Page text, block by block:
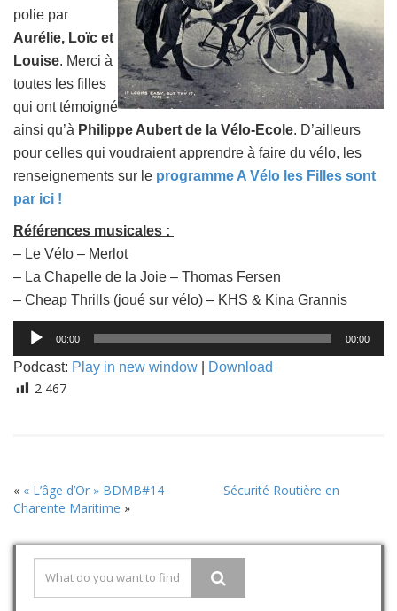
polie par
Aurélie, Loïc et
Louise. Merci à
toutes les filles
qui ont témoigné
ainsi qu’à Philippe Aubert de la Vélo-Ecole. D’ailleurs
pour celles qui voudraient apprendre à faire du vélo, les
renseignements sur le programme A Vélo les Filles sont
par ici !
Références musicales :
– Le Vélo – Merlot
– La Chapelle de la Joie – Thomas Fersen
– Cheap Thrills (joué sur vélo) – KHS & Kina Grannis
Lecteur
audio
00:00 00:00
Podcast: Play in new window Download
2 467
« « L’âge d’Or » BDMB#14
Sécurité Routière en
Charente Maritime »